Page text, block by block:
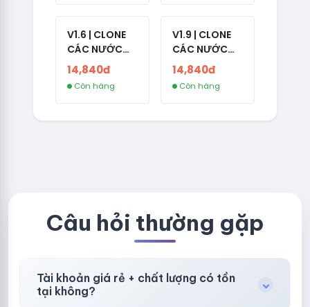
V1.6 | CLONE
CÁC NƯỚC
CÓ 2FA -
GERMANY -
TKQC TẠO
LIVE ADS - VER
14,840đ
Còn hàng
V1.9 | CLONE
CÁC NƯỚC
CÓ 2FA -
THAILAND -
VER MAIL
COM - CLONE
14,840đ
Còn hàng
Câu hỏi thường gặp
Tài khoản giá rẻ + chất lượng có tồn
tại không?